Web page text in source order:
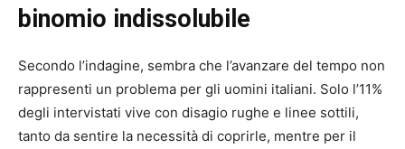
binomio indissolubile
Secondo l’indagine, sembra che l’avanzare del tempo non
rappresenti un problema per gli uomini italiani. Solo l’11%
degli intervistati vive con disagio rughe e linee sottili,
tanto da sentire la necessità di coprirle, mentre per il